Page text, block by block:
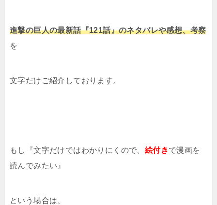
進撃の巨人の最新話『121話』のネタバレや感想、考察
を
文字だけご紹介しております。
もし『文字だけではわかりにくので、 絵付きで漫画を
読んでみたい』
という場合は、